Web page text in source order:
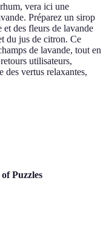
vera ici une
Préparez un sirop
des fleurs de lavande
du jus de citron. Ce
de lavande, tout en
utilisateurs,
des vertus relaxantes,
Puzzles